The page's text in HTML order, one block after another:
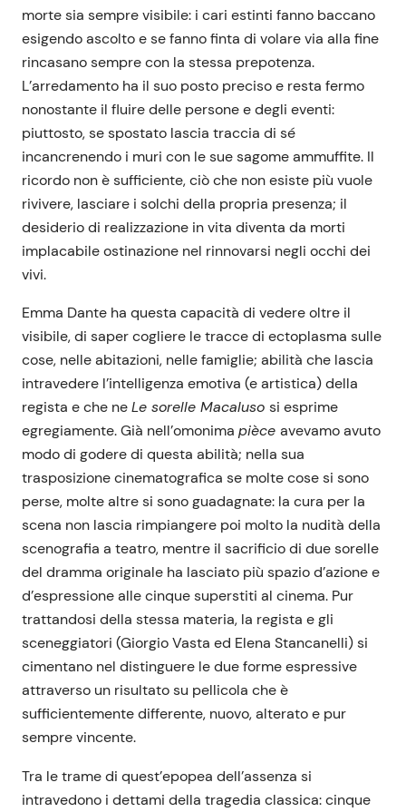
morte sia sempre visibile: i cari estinti fanno baccano
esigendo ascolto e se fanno finta di volare via alla fine
rincasano sempre con la stessa prepotenza.
L’arredamento ha il suo posto preciso e resta fermo
nonostante il fluire delle persone e degli eventi:
piuttosto, se spostato lascia traccia di sé
incancrenendo i muri con le sue sagome ammuffite. Il
ricordo non è sufficiente, ciò che non esiste più vuole
rivivere, lasciare i solchi della propria presenza; il
desiderio di realizzazione in vita diventa da morti
implacabile ostinazione nel rinnovarsi negli occhi dei
vivi.
Emma Dante ha questa capacità di vedere oltre il
visibile, di saper cogliere le tracce di ectoplasma sulle
cose, nelle abitazioni, nelle famiglie; abilità che lascia
intravedere l’intelligenza emotiva (e artistica) della
regista e che neLe sorelle Macaluso si esprime
egregiamente. Già nell’omonima pièce avevamo avuto
modo di godere di questa abilità; nella sua
trasposizione cinematografica se molte cose si sono
perse, molte altre si sono guadagnate: la cura per la
scena non lascia rimpiangere poi molto la nudità della
scenografia a teatro, mentre il sacrificio di due sorelle
del dramma originale ha lasciato più spazio d’azione e
d’espressione alle cinque superstiti al cinema. Pur
trattandosi della stessa materia, la regista e gli
sceneggiatori (Giorgio Vasta ed Elena Stancanelli) si
cimentano nel distinguere le due forme espressive
attraverso un risultato su pellicola che è
sufficientemente differente, nuovo, alterato e pur
sempre vincente.
Tra le trame di quest’epopea dell’assenza si
intravedono i dettami della tragedia classica: cinque